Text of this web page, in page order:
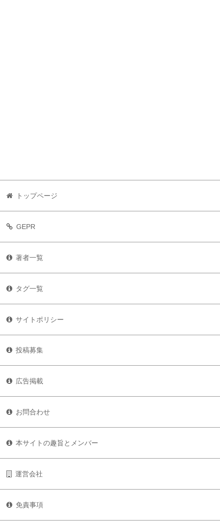
トップページ
GEPR
著者一覧
タグ一覧
サイトポリシー
投稿募集
広告掲載
お問合わせ
本サイトの趣旨とメンバー
運営会社
免責事項